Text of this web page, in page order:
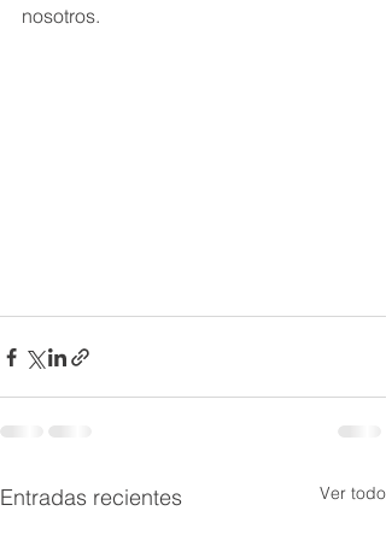
nosotros.
Entradas recientes Ver todo